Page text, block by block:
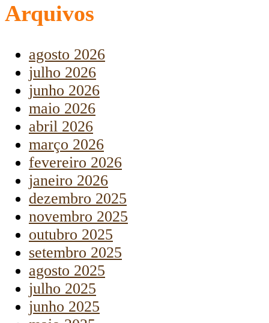
Arquivos
agosto 2026
julho 2026
junho 2026
maio 2026
abril 2026
março 2026
fevereiro 2026
janeiro 2026
dezembro 2025
novembro 2025
outubro 2025
setembro 2025
agosto 2025
julho 2025
junho 2025